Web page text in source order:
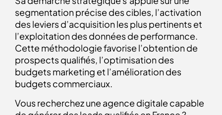
segmentation précise des cibles, l’activation
des leviers d’acquisition les plus pertinents et
l’exploitation des données de performance.
Cette méthodologie favorise l’obtention de
prospects qualifiés, l’optimisation des
budgets marketing et l’amélioration des
budgets commerciaux.
Vous recherchez une agence digitale capable